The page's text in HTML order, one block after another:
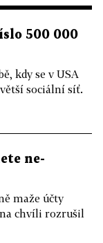
500 000
kdy se v USA
sociální síť.
ne-
maže účty
chvíli rozrušil